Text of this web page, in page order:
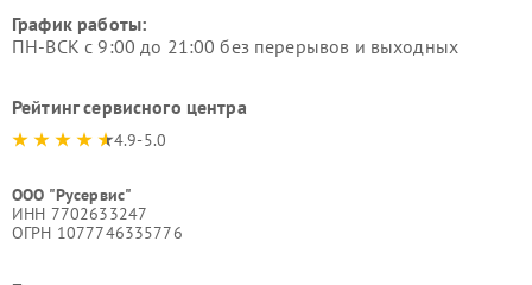
График работы:
ПН-ВСК с 9:00 до 21:00 без перерывов и выходных
Рейтинг сервисного центра
4.9-5.0
ООО "Русервис"
ИНН 7702633247
ОГРН 1077746335776